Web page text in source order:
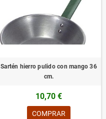
Sartén hierro pulido con mango 36
cm.
10,70 €
COMPRAR